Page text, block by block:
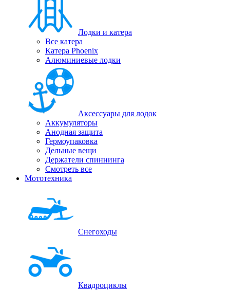
Лодки и катера
Все катера
Катера Phoenix
Алюминиевые лодки
Аксессуары для лодок
Аккумуляторы
Анодная защита
Гермоупаковка
Дельные вещи
Держатели спиннинга
Смотреть все
Мототехника
Снегоходы
Квадроциклы